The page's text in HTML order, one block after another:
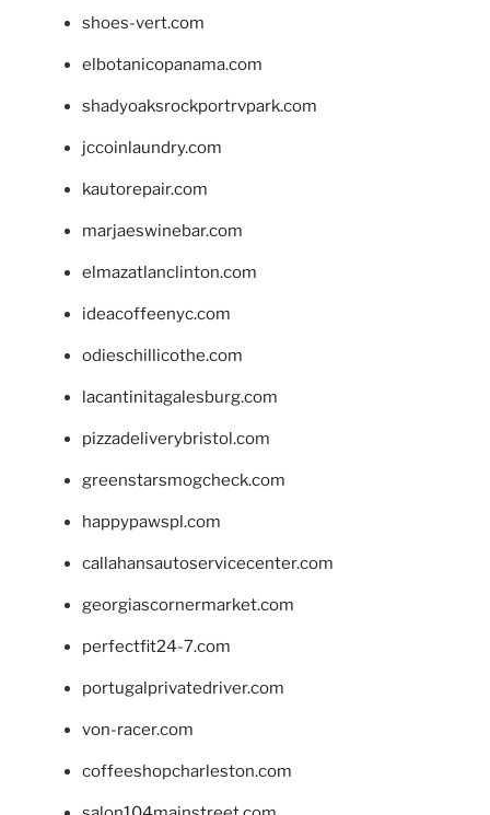
shoes-vert.com
elbotanicopanama.com
shadyoaksrockportrvpark.com
jccoinlaundry.com
kautorepair.com
marjaeswinebar.com
elmazatlanclinton.com
ideacoffeenyc.com
odieschillicothe.com
lacantinitagalesburg.com
pizzadeliverybristol.com
greenstarsmogcheck.com
happypawspl.com
callahansautoservicecenter.com
georgiascornermarket.com
perfectfit24-7.com
portugalprivatedriver.com
von-racer.com
coffeeshopcharleston.com